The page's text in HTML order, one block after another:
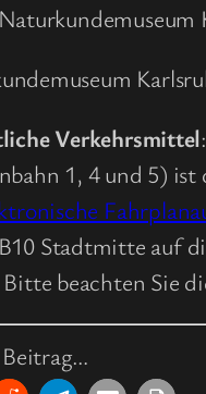
Verkehrsmittel
1, 4 und 5)
Stadtmitte auf
Bitte beachten Sie
Beitrag…